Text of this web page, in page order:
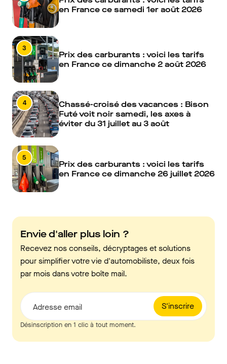
en France ce samedi 1er août 2026
3
Prix des carburants : voici les tarifs
en France ce dimanche 2 août 2026
4
Chassé-croisé des vacances : Bison
Futé voit noir samedi, les axes à
éviter du 31 juillet au 3 août
5
Prix des carburants : voici les tarifs
en France ce dimanche 26 juillet 2026
Envie d'aller plus loin ?
Recevez nos conseils, décryptages et solutions
pour simplifier votre vie d'automobiliste, deux fois
par mois dans votre boîte mail.
S'inscrire
Adresse email
Désinscription en 1 clic à tout moment.